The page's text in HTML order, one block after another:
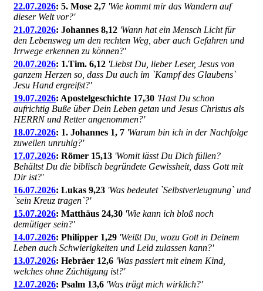
22.07.2026: 5. Mose 2,7 'Wie kommt mir das Wandern auf
dieser Welt vor?'
21.07.2026: Johannes 8,12 'Wann hat ein Mensch Licht für
den Lebensweg um den rechten Weg, aber auch Gefahren und
Irrwege erkennen zu können?'
20.07.2026: 1.Tim. 6,12 'Liebst Du, lieber Leser, Jesus von
ganzem Herzen so, dass Du auch im `Kampf des Glaubens`
Jesu Hand ergreifst?'
19.07.2026: Apostelgeschichte 17,30 'Hast Du schon
aufrichtig Buße über Dein Leben getan und Jesus Christus als
HERRN und Retter angenommen?'
18.07.2026: 1. Johannes 1, 7 'Warum bin ich in der Nachfolge
zuweilen unruhig?'
17.07.2026: Römer 15,13 'Womit lässt Du Dich füllen?
Behältst Du die biblisch begründete Gewissheit, dass Gott mit
Dir ist?'
16.07.2026: Lukas 9,23 'Was bedeutet `Selbstverleugnung` und
`sein Kreuz tragen`?'
15.07.2026: Matthäus 24,30 'Wie kann ich bloß noch
demütiger sein?'
14.07.2026: Philipper 1,29 'Weißt Du, wozu Gott in Deinem
Leben auch Schwierigkeiten und Leid zulassen kann?'
13.07.2026: Hebräer 12,6 'Was passiert mit einem Kind,
welches ohne Züchtigung ist?'
12.07.2026: Psalm 13,6 'Was trägt mich wirklich?'